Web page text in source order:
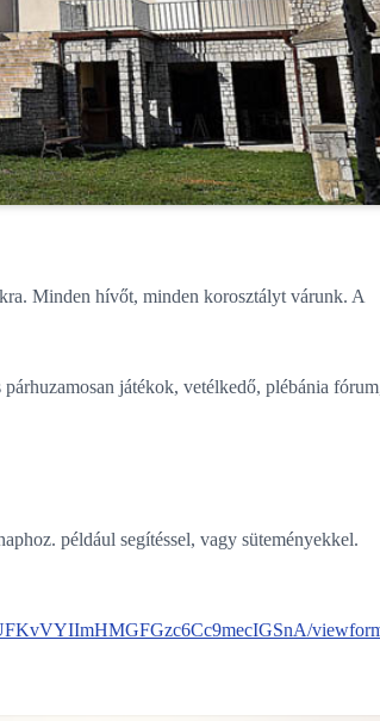
Minden hívőt, minden korosztályt várunk. A
játékok, vetélkedő, plébánia
például segítéssel, vagy süteményekkel.